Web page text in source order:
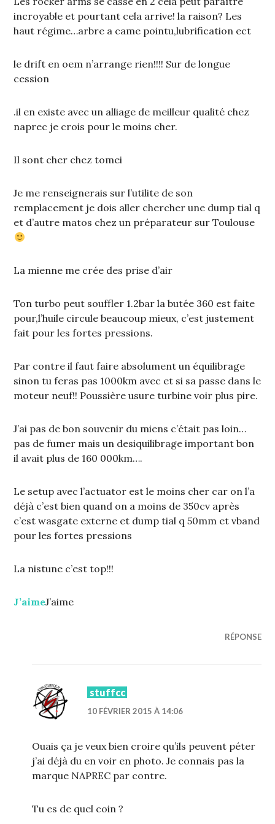
incroyable et pourtant cela arrive! la raison? Les
haut régime…arbre a came pointu,lubrification ect
le drift en oem n’arrange rien!!!! Sur de longue
cession
.il en existe avec un alliage de meilleur qualité chez
naprec je crois pour le moins cher.
Il sont cher chez tomei
Je me renseignerais sur l’utilite de son
remplacement je dois aller chercher une dump tial q
et d’autre matos chez un préparateur sur Toulouse
La mienne me crée des prise d’air
Ton turbo peut souffler 1.2bar la butée 360 est faite
pour,l’huile circule beaucoup mieux, c’est justement
fait pour les fortes pressions.
Par contre il faut faire absolument un équilibrage
sinon tu feras pas 1000km avec et si sa passe dans le
moteur neuf!! Poussière usure turbine voir plus pire.
J’ai pas de bon souvenir du miens c’était pas loin…
pas de fumer mais un desiquilibrage important bon
il avait plus de 160 000km….
Le setup avec l’actuator est le moins cher car on l’a
déjà c’est bien quand on a moins de 350cv après
c’est wasgate externe et dump tial q 50mm et vband
pour les fortes pressions
La nistune c’est top!!!
J’aimeJ’aime
RÉPONSE
stuffcc
10 FÉVRIER 2015 À 14:06
Ouais ça je veux bien croire qu’ils peuvent péter
j’ai déjà du en voir en photo. Je connais pas la
marque NAPREC par contre.
Tu es de quel coin ?